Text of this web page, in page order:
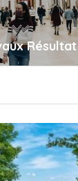
Résultat